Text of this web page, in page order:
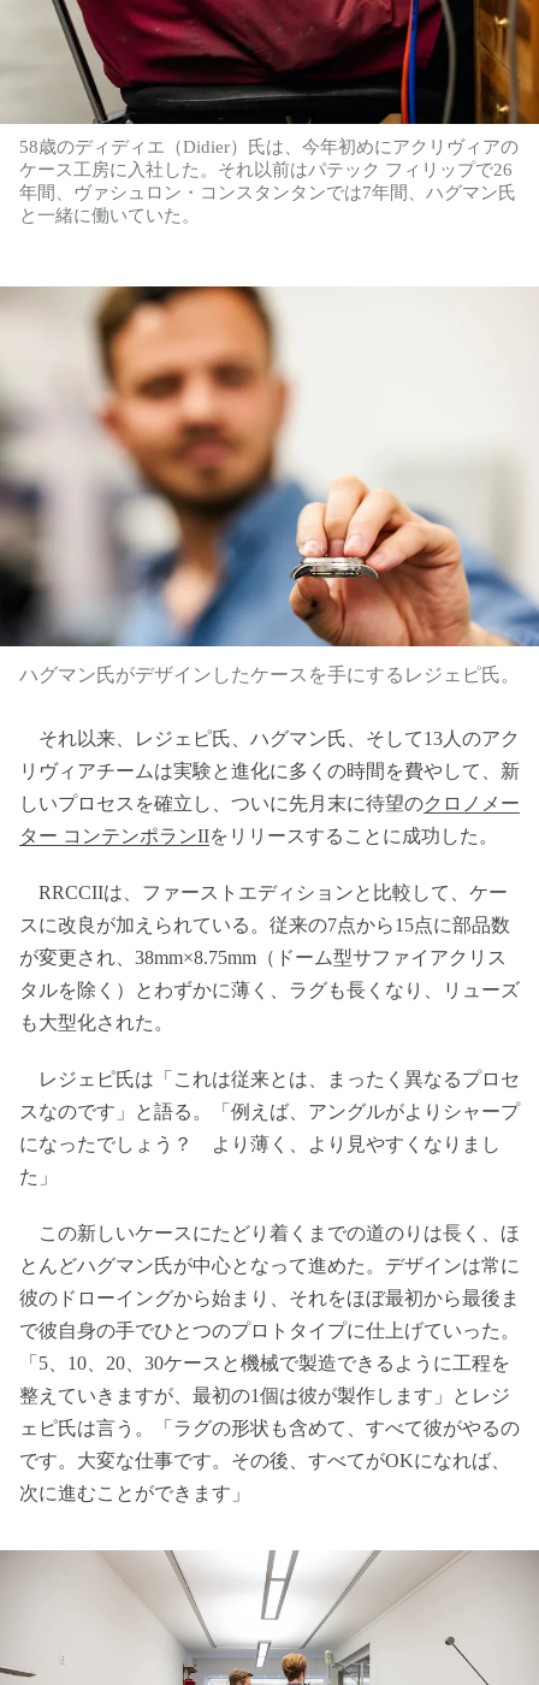
58歳のディディエ（Didier）氏は、今年初めにアクリヴィアの
ケース工房に入社した。それ以前はパテック フィリップで26
年間、ヴァシュロン・コンスタンタンでは7年間、ハグマン氏
と一緒に働いていた。
ハグマン氏がデザインしたケースを手にするレジェピ氏。
それ以来、レジェピ氏、ハグマン氏、そして13人のアク
リヴィアチームは実験と進化に多くの時間を費やして、新
しいプロセスを確立し、ついに先月末に待望のクロノメー
ター コンテンポランIIをリリースすることに成功した。
RRCCIIは、ファーストエディションと比較して、ケー
スに改良が加えられている。従来の7点から15点に部品数
が変更され、38mm×8.75mm（ドーム型サファイアクリス
タルを除く）とわずかに薄く、ラグも長くなり、リューズ
も大型化された。
レジェピ氏は「これは従来とは、まったく異なるプロセ
スなのです」と語る。「例えば、アングルがよりシャープ
になったでしょう？ より薄く、より見やすくなりまし
た」
この新しいケースにたどり着くまでの道のりは長く、ほ
とんどハグマン氏が中心となって進めた。デザインは常に
彼のドローイングから始まり、それをほぼ最初から最後ま
で彼自身の手でひとつのプロトタイプに仕上げていった。
「5、10、20、30ケースと機械で製造できるように工程を
整えていきますが、最初の1個は彼が製作します」とレジ
ェピ氏は言う。「ラグの形状も含めて、すべて彼がやるの
です。大変な仕事です。その後、すべてがOKになれば、
次に進むことができます」